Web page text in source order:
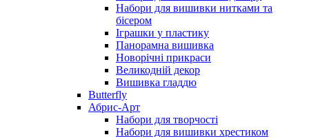
Набори для вишивки нитками та
бісером
Іграшки у пластику
Панорамна вишивка
Новорічні прикраси
Великодній декор
Вишивка гладдю
Butterfly
Абрис-Арт
Набори для творчості
Набори для вишивки хрестиком